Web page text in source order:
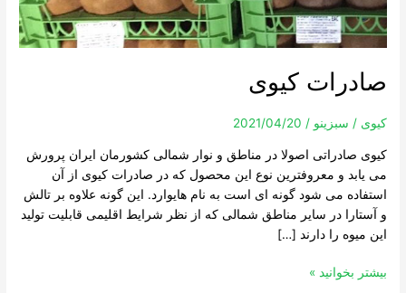
صادرات کیوی
کیوی / سبزینو/
2021/04/20
کیوی صادراتی اصولا در مناطق و نوار شمالی کشورمان ایران پرورش
می یابد و معروفترین نوع این محصول که در صادرات کیوی از آن
استفاده می شود گونه ای است به نام هایوارد. این گونه علاوه بر تالش
و آستارا در سایر مناطق شمالی که از نظر شرایط اقلیمی قابلیت تولید
این میوه را دارند […]
بیشتر بخوانید »